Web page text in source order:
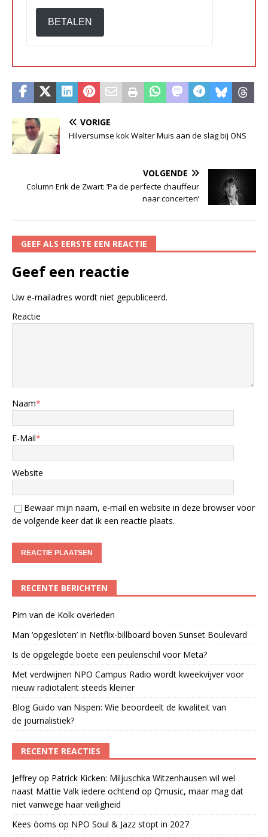
BETALEN
VORIGE
Hilversumse kok Walter Muis aan de slag bij ONS
VOLGENDE
Column Erik de Zwart: ‘Pa de perfecte chauffeur
naar concerten’
GEEF ALS EERSTE EEN REACTIE
Geef een reactie
Uw e-mailadres wordt niet gepubliceerd.
Reactie
Naam*
E-Mail*
Website
Bewaar mijn naam, e-mail en website in deze browser voor
de volgende keer dat ik een reactie plaats.
RECENTE BERICHTEN
Pim van de Kolk overleden
Man ‘opgesloten’ in Netflix-billboard boven Sunset Boulevard
Is de opgelegde boete een peulenschil voor Meta?
Met verdwijnen NPO Campus Radio wordt kweekvijver voor
nieuw radiotalent steeds kleiner
Blog Guido van Nispen: Wie beoordeelt de kwaliteit van
de journalistiek?
RECENTE REACTIES
Jeffrey op Patrick Kicken: Miljuschka Witzenhausen wil wel
naast Mattie Valk iedere ochtend op Qmusic, maar mag dat
niet vanwege haar veiligheid
Kees öoms op NPO Soul & Jazz stopt in 2027